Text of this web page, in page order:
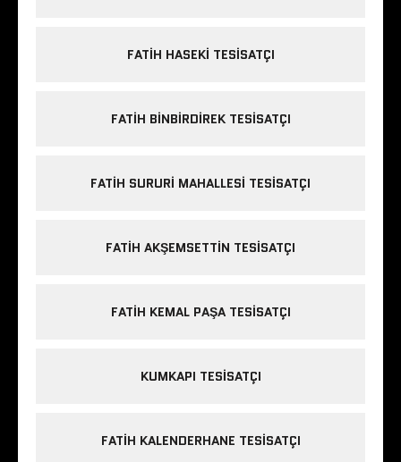
FATIH HASEKI TESISATÇI
FATIH BINBIRDIREK TESISATÇI
FATIH SURURI MAHALLESI TESISATÇI
FATIH AKŞEMSETTIN TESISATÇI
FATIH KEMAL PAŞA TESISATÇI
KUMKAPI TESISATÇI
FATIH KALENDERHANE TESISATÇI